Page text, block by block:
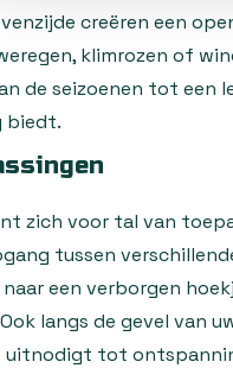
creëren een
klimrozen of
de seizoenen tot een
biedt.
zich voor tal van
tussen
een verborgen
langs de gevel van
uitnodigt tot